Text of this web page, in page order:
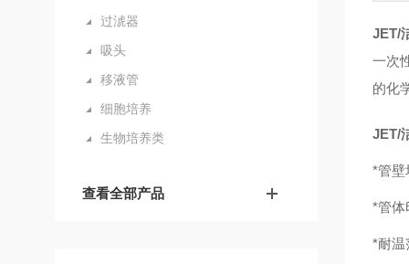
JET/
一次
的化
JET/
*管壁
*管体
*耐
过淲器
吸头
移液管
细胞培养
生物培养类
查看全部产品